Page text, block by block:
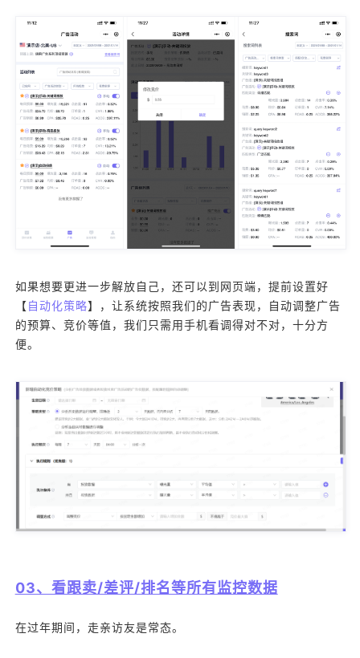
如果想要更进一步解放自己，还可以到网页端，提前设置好
【自动化策略】，让系统按照我们的广告表现，自动调整广告
的预算、竞价等值，我们只需用手机看调得对不对，十分方
便。
03、看跟卖/差评/排名等所有监控数据
在过年期间，走亲访友是常态。